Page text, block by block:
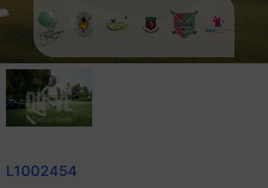
L1002454